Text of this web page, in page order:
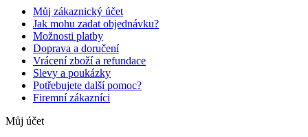
Můj zákaznický účet
Jak mohu zadat objednávku?
Možnosti platby
Doprava a doručení
Vrácení zboží a refundace
Slevy a poukázky
Potřebujete další pomoc?
Firemní zákazníci
Můj účet